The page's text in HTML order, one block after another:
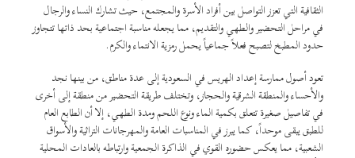
الثقافية التي تعزز التواصل بين أفراد الأسرة والمجتمع، حيث تشارك النساء والرجال
في مراحل التحضير والطهي والتقديم، مما يجعله مناسبة اجتماعية بحد ذاتها تتجاوز
حدود المطبخ لتصبح فعلاً جماعياً يحمل رمزية الانتماء والكرم.
تعود أصول ممارسة إعداد الهريس في السعودية إلى عدة مناطق، من بينها نجد
والأحساء والمنطقة الشرقية والحجاز، وتختلف طريقة التحضير من منطقة إلى أخرى
في تفاصيل صغيرة تتعلق بكمية الماء ونوع اللحم ومدة الطهي، إلا أن الطابع العام
للطبق يبقى موحداً، كما يبرز في المناسبات العامة والمهرجانات التراثية والأسواق
الشعبية، مما يعكس حضوره القوي في الذاكرة الجمعية وارتباطه بالعادات المحلية